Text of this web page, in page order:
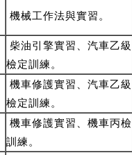
機械工作法與實習。
柴油引擎實習、汽車乙級
檢定訓練。
機車修護實習、汽車乙級
檢定訓練。
機車修護實習、機車丙檢
訓練。